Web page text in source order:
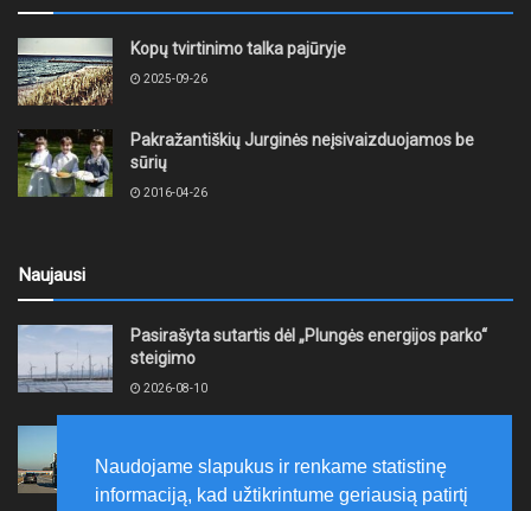
Kopų tvirtinimo talka pajūryje
2025-09-26
Pakražantiškių Jurginės neįsivaizduojamos be
sūrių
2016-04-26
Naujausi
Pasirašyta sutartis dėl „Plungės energijos parko“
steigimo
2026-08-10
degalinėse sumažėjo
2026-08-10
Naudojame slapukus ir renkame statistinę
informaciją, kad užtikrintume geriausią patirtį